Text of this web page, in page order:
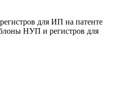
для ИП на патенте
НУП и регистров для